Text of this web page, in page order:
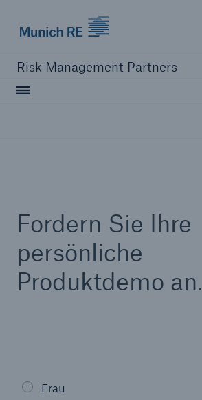
Risk Management Partners
Fordern Sie Ihre
persönliche
Produktdemo an.
Frau
Lösungen